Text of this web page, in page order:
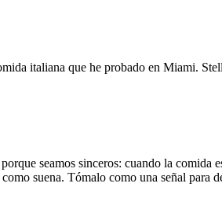
italiana que he probado en Miami.
seamos sinceros: cuando la
suena. Tómalo como una señal